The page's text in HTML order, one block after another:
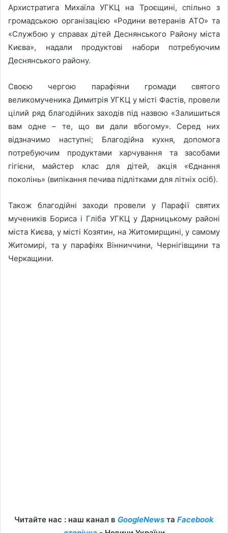
Архистратига Михаїла УГКЦ на Троєщині, спільно з
громадською організацією «Родини ветеранів АТО» та
«Службою у справах дітей Деснянського Району міста
Києва», надали продуктові набори потребуючим
Деснянського району.
Своєю чергою парафіяни громади святого
великомученика Димитрія УГКЦ у місті Фастів, провели
цілий ряд благодійних заходів під назвою «Залишиться
вам одне – те, що ви дали вбогому». Серед них
відзначимо наступні; Благодійна кухня, допомога
потребуючим продуктами харчування та засобами
гігієни, майстер клас для дітей, акція «Єднання
поколінь» (випікання печива підлітками для літніх осіб).
Також благодійні заходи провели у Парафії святих
мучеників Бориса і Гліба УГКЦ у Дарницькому районі
міста Києва, у місті Козятин, на Житомирщині, у самому
Житомирі, та у парафіях Вінниччини, Чернігівщини та
Черкащини.
Читайте нас : наш канал в GoogleNews та Facebook